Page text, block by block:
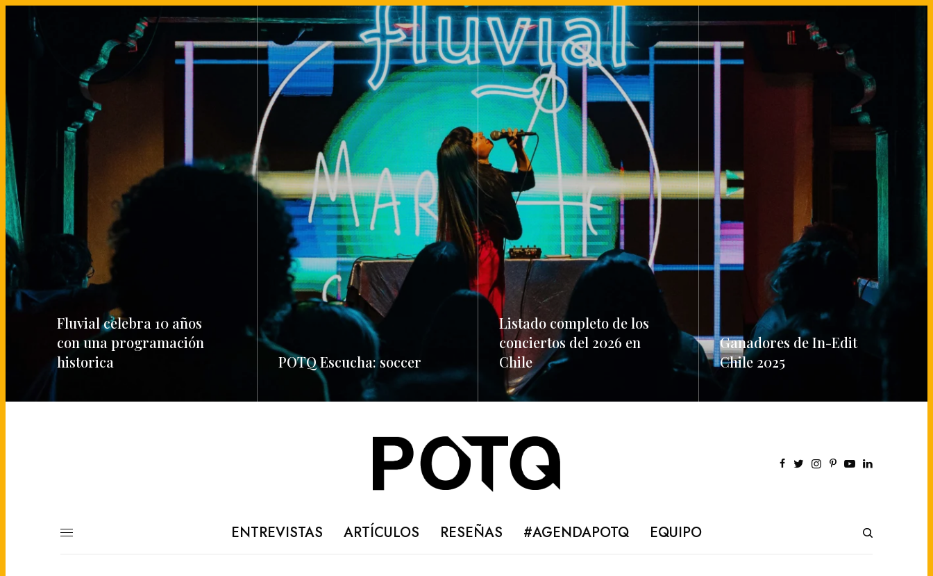
Fluvial celebra 10 años
con una programación
historica
POTQ Escucha: soccer
Listado completo de los
conciertos del 2026 en
Chile
READ MORE
Ganadores de In-Edit
Chile 2025
ENTREVISTAS ARTÍCULOS RESEÑAS #AGENDAPOTQ EQUIPO